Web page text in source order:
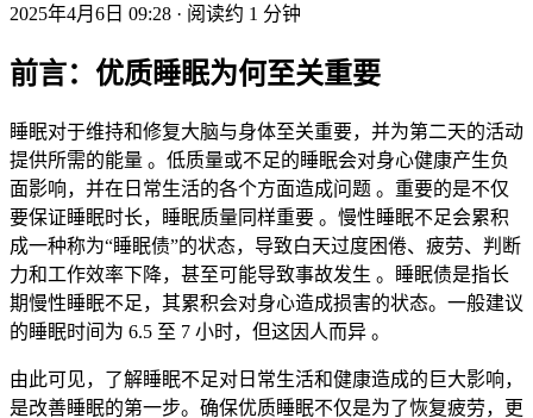
2025年4月6日 09:28 · 阅读约 1 分钟
前言：优质睡眠为何至关重要
睡眠对于维持和修复大脑与身体至关重要，并为第二天的活动
提供所需的能量 。低质量或不足的睡眠会对身心健康产生负
面影响，并在日常生活的各个方面造成问题 。重要的是不仅
要保证睡眠时长，睡眠质量同样重要 。慢性睡眠不足会累积
成一种称为“睡眠债”的状态，导致白天过度困倦、疲劳、判断
力和工作效率下降，甚至可能导致事故发生 。睡眠债是指长
期慢性睡眠不足，其累积会对身心造成损害的状态。一般建议
的睡眠时间为 6.5 至 7 小时，但这因人而异 。
由此可见，了解睡眠不足对日常生活和健康造成的巨大影响，
是改善睡眠的第一步。确保优质睡眠不仅是为了恢复疲劳，更